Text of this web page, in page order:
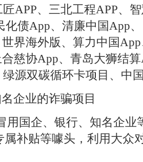
APP、三北工程APP、
化债App、清廉中国App
界海外版、算力中国
慈协App、青岛大狮结
绿源双碳循环卡项目、中
企业的诈骗项目
用国企、银行、知名企业
属补贴等噱头，利用大众